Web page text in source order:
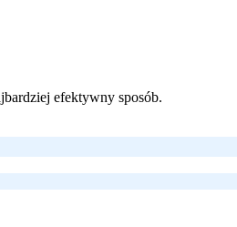
efektywny sposób.